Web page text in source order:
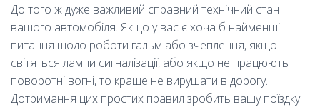
До того ж дуже важливий справний технічний стан
вашого автомобіля. Якщо у вас є хоча б найменші
питання щодо роботи гальм або зчеплення, якщо
світяться лампи сигналізації, або якщо не працюють
поворотні вогні, то краще не вирушати в дорогу.
Дотримання цих простих правил зробить вашу поїздку